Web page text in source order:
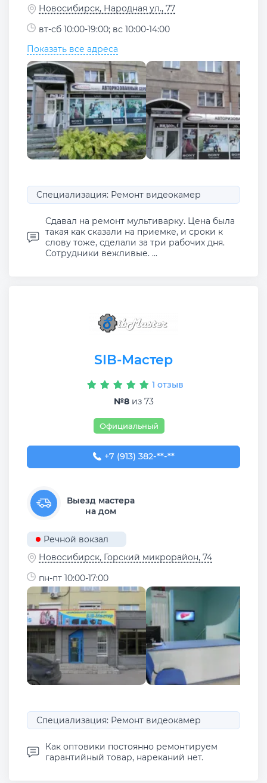
Новосибирск, Народная ул., 77
вт-сб 10:00-19:00; вс 10:00-14:00
Показать все адреса
Специализация: Ремонт видеокамер
Сдавал на ремонт мультиварку. Цена была
такая как сказали на приемке, и сроки к
слову тоже, сделали за три рабочих дня.
Сотрудники вежливые. ...
SIB-Мастер
1 отзыв
№8из 73
Официальный
+7 (913) 382-09-50
+7 (913) 382-**-**
Выезд мастера
на дом
Речной вокзал
Новосибирск, ​Горский микрорайон, 74
пн-пт 10:00-17:00
Специализация: Ремонт видеокамер
Как оптовики постоянно ремонтируем
гарантийный товар, нареканий нет.